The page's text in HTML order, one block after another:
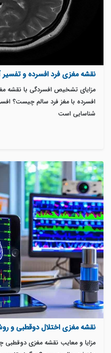
نقشه مغزی فرد افسرده و تفسیر
مزایای تشخیص افسردگی با نقشه
افسرده با مغز فرد سالم چیست؟
شناسایی است
نقشه مغزی اختلال دوقطبی و
مزایا و معایب نقشه مغزی